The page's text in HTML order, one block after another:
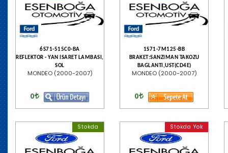
6S71-515C0-BA
REFLEKTOR - YAN ISARET LAMBASI,
SOL
MONDEO (2000-2007)
0
1S71-7M125-BB
BRAKET:SANZIMAN TAKOZU
BAGLANTI,UST(CD4E)
MONDEO (2000-2007)
0
Stokda Stokda Yok